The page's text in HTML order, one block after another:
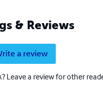
& Reviews
a review
Leave a review for other